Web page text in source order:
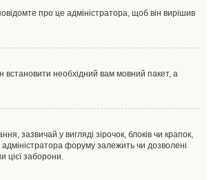
про це адміністратора, щоб він вирішив
встановити необхідний вам мовний пакет, а
зазвичай у вигляді зірочок, блоків чи крапок,
форуму залежить чи дозволені
цієї заборони.